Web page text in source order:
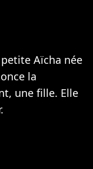
Aïcha née
la
une fille. Elle